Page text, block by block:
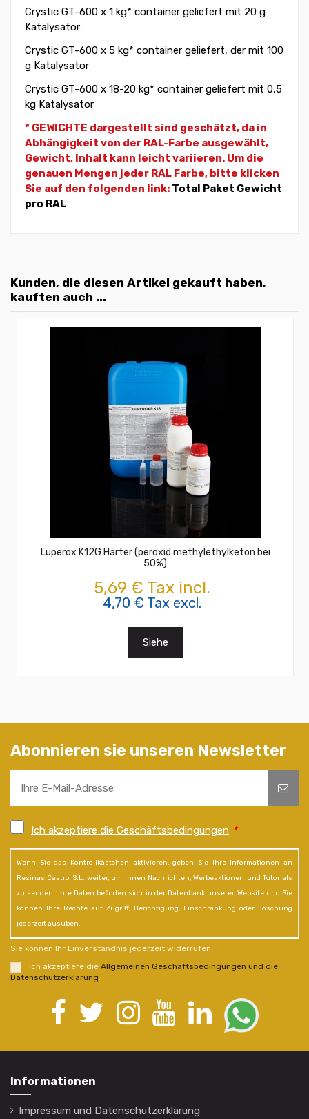
Crystic GT-600 x 1 kg* container geliefert mit 20 g
Katalysator
Crystic GT-600 x 5 kg* container geliefert, der mit 100
g Katalysator
Crystic GT-600 x 18-20 kg* container geliefert mit 0,5
kg Katalysator
* GEWICHTE dargestellt sind geschätzt, da in
Abhängigkeit von der RAL-Farbe ausgewählt,
Gewicht, Inhalt kann leicht variieren. Um die
genauen Mengen jeder RAL Farbe, bitte klicken
Sie auf den folgenden link: Total Paket Gewicht
pro RAL
Kunden, die diesen Artikel gekauft haben,
kauften auch ...
Luperox K12G Härter (peroxid methylethylketon bei
50%)
5,69 € Tax incl.
4,70 € Tax excl.
Siehe
Abonnieren sie unseren Newsletter
Ich akzeptiere die Geschäftsbedingungen *
Wenn Sie das Kontrollkästchen aktivieren, geben Sie Ihre Informationen an
Resinas Castro S.L. weiter, um Ihnen Nachrichten, Werbeaktionen und Tutorials
zu senden. Ihre Daten befinden sich in der Datenbank unserer Website und Sie
können Ihre Rechte auf Zugriff, Berichtigung, Einschränkung oder Löschung
jederzeit ausüben.
Sie können Ihr Einverständnis jederzeit widerrufen.
Ich akzeptiere die Allgemeinen Geschäftsbedingungen und die
Datenschutzerklärung.
Informationen
Impressum und Datenschutzerklärung